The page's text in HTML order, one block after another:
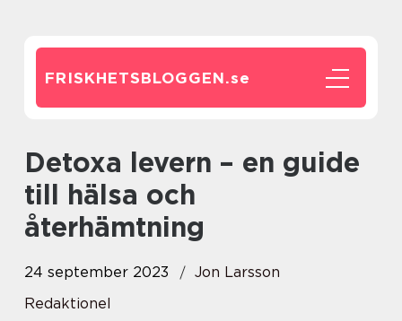
FRISKHETSBLOGGEN.se
Detoxa levern – en guide
till hälsa och
återhämtning
24 september 2023
Jon Larsson
Redaktionel